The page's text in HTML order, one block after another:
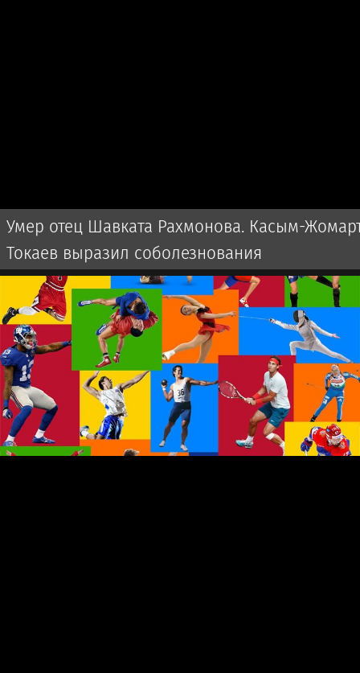
Умер отец Шавката Рахмонова. Касым-
Токаев выразил соболезнования